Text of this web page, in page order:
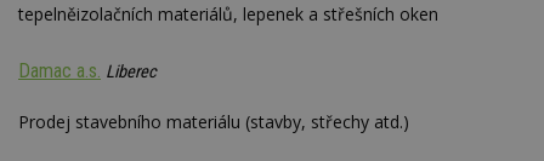
tepelněizolačních materiálů, lepenek a střešních oken
Damac a.s. Liberec
Prodej stavebního materiálu (stavby, střechy atd.)